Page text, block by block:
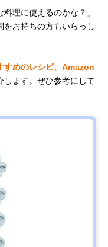
理に使えるのかな？」
をお持ちの方もいらっし
すめのレシピ、Amazon
します。ぜひ参考にして